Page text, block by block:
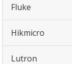
Fluke
Hikmicro
Lutron